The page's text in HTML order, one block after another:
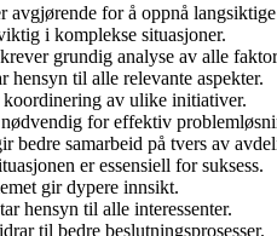
for å oppnå langsiktige
i komplekse situasjoner.
grundig analyse av alle
hensyn til alle relevante aspekter.
av ulike initiativer.
for effektiv
samarbeid på tvers av
er essensiell for suksess.
gir dypere innsikt.
hensyn til alle interessenter.
til bedre beslutningsprosesser.